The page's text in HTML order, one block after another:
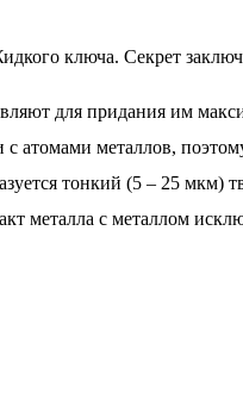
ключа. Секрет
для придания им
металлов,
тонкий (5 – 25 мкм)
металла с металлом